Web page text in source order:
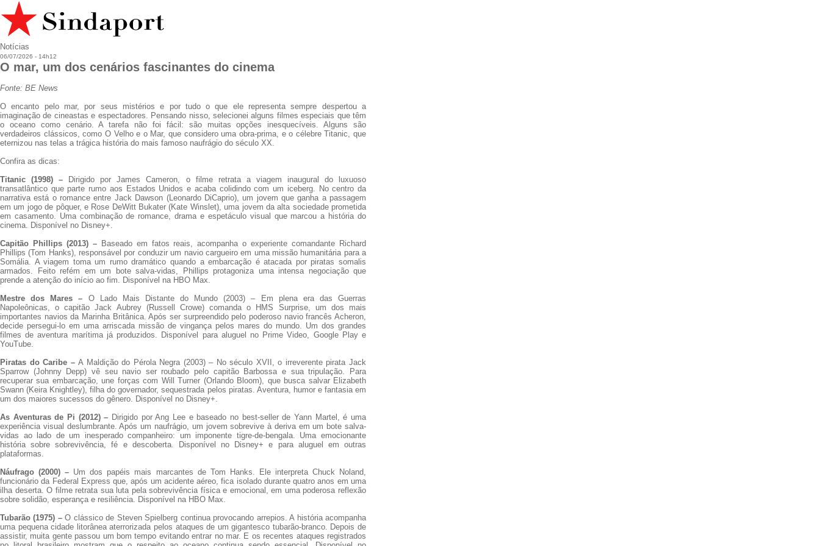
Notícias
06/07/2026 - 14h12
O mar, um dos cenários fascinantes do cinema
Fonte: BE News
O encanto pelo mar, por seus mistérios e por tudo o que ele representa sempre despertou a
imaginação de cineastas e espectadores. Pensando nisso, selecionei alguns filmes especiais que têm
o oceano como cenário. A tarefa não foi fácil: são muitas opções inesquecíveis. Alguns são
verdadeiros clássicos, como O Velho e o Mar, que considero uma obra-prima, e o célebre Titanic, que
eternizou nas telas a trágica história do mais famoso naufrágio do século XX.
Confira as dicas:
Titanic (1998) –
Dirigido por James Cameron, o filme retrata a viagem inaugural do luxuoso
transatlântico que parte rumo aos Estados Unidos e acaba colidindo com um iceberg. No centro da
narrativa está o romance entre Jack Dawson (Leonardo DiCaprio), um jovem que ganha a passagem
em um jogo de pôquer, e Rose DeWitt Bukater (Kate Winslet), uma jovem da alta sociedade prometida
em casamento. Uma combinação de romance, drama e espetáculo visual que marcou a história do
cinema. Disponível no Disney+.
Capitão Phillips (2013) –Baseado em fatos reais, acompanha o experiente comandante Richard
Phillips (Tom Hanks), responsável por conduzir um navio cargueiro em uma missão humanitária para a
Somália. A viagem toma um rumo dramático quando a embarcação é atacada por piratas somalis
armados. Feito refém em um bote salva-vidas, Phillips protagoniza uma intensa negociação que
prende a atenção do início ao fim. Disponível na HBO Max.
Mestre dos Mares – O Lado Mais Distante do Mundo (2003) – Em plena era das Guerras
Napoleônicas, o capitão Jack Aubrey (Russell Crowe) comanda o HMS Surprise, um dos mais
importantes navios da Marinha Britânica. Após ser surpreendido pelo poderoso navio francês Acheron,
decide persegui-lo em uma arriscada missão de vingança pelos mares do mundo. Um dos grandes
filmes de aventura marítima já produzidos. Disponível para aluguel no Prime Video, Google Play e
YouTube.
Piratas do Caribe –A Maldição do Pérola Negra (2003) – No século XVII, o irreverente pirata Jack
Sparrow (Johnny Depp) vê seu navio ser roubado pelo capitão Barbossa e sua tripulação. Para
recuperar sua embarcação, une forças com Will Turner (Orlando Bloom), que busca salvar Elizabeth
Swann (Keira Knightley), filha do governador, sequestrada pelos piratas. Aventura, humor e fantasia em
um dos maiores sucessos do gênero. Disponível no Disney+.
As Aventuras de Pi (2012) – Dirigido por Ang Lee e baseado no best-seller de Yann Martel, é uma
experiência visual deslumbrante. Após um naufrágio, um jovem sobrevive à deriva em um bote salva-
vidas ao lado de um inesperado companheiro: um imponente tigre-de-bengala. Uma emocionante
história sobre sobrevivência, fé e descoberta. Disponível no Disney+ e para aluguel em outras
plataformas.
Náufrago (2000) – Um dos papéis mais marcantes de Tom Hanks. Ele interpreta Chuck Noland,
funcionário da Federal Express que, após um acidente aéreo, fica isolado durante quatro anos em uma
ilha deserta. O filme retrata sua luta pela sobrevivência física e emocional, em uma poderosa reflexão
sobre solidão, esperança e resiliência. Disponível na HBO Max.
Tubarão (1975) –O clássico de Steven Spielberg continua provocando arrepios. A história acompanha
uma pequena cidade litorânea aterrorizada pelos ataques de um gigantesco tubarão-branco. Depois de
assistir, muita gente passou um bom tempo evitando entrar no mar. E os recentes ataques registrados